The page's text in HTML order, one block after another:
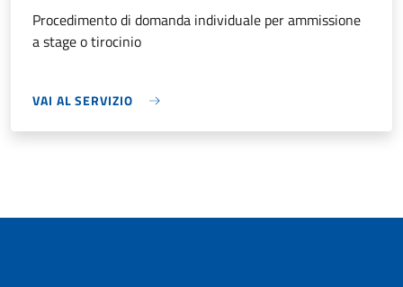
Procedimento di domanda individuale per ammissione
a stage o tirocinio
VAI AL SERVIZIO